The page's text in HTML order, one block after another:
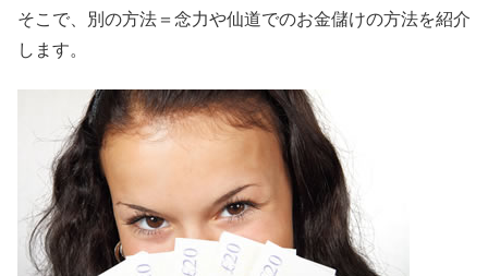
そこで、別の方法＝念力や仙道でのお金儲けの方法を紹介
します。